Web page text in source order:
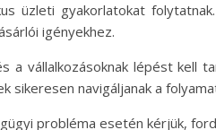
üzleti gyakorlatokat
igényekhez.
vállalkozásoknak lépést kell
sikeresen navigáljanak a
probléma esetén kérjük,